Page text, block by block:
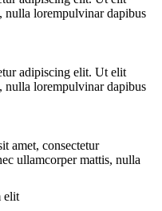
nulla lorempulvinar dapibus
adipiscing elit. Ut elit
nulla lorempulvinar dapibus
amet, consectetur
ullamcorper mattis, nulla
elit